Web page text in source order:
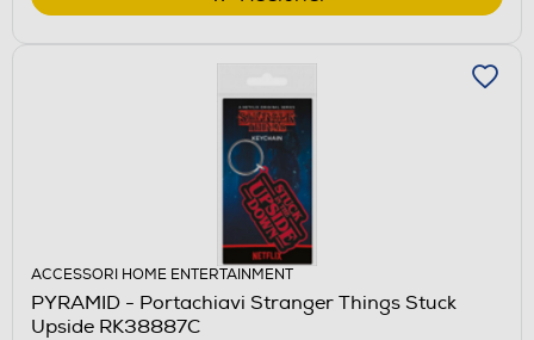
ACCESSORI HOME ENTERTAINMENT
PYRAMID - Portachiavi Stranger Things Stuck
Upside RK38887C